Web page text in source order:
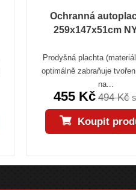
Ochranná
259x147x51cm
Prodyšná plachta
optimálně zabraňuje
na...
455 Kč 494 Kčs
Koupit